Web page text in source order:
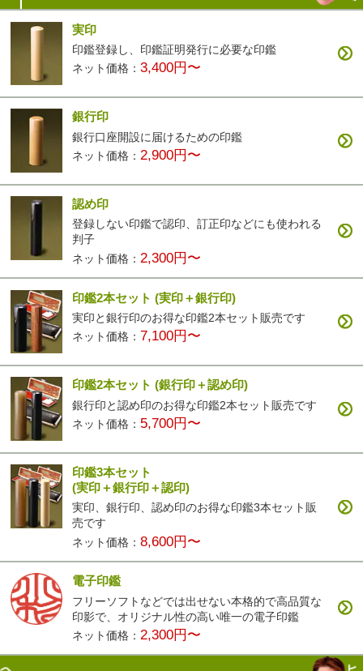
実印
印鑑登録し、印鑑証明発行に必要な印鑑
ネット価格：3,400円〜
銀行印
銀行口座開設に届けるための印鑑
ネット価格： 2,900円〜
認め印
登録しない印鑑で認印、訂正印などにも使われる
判子
ネット価格： 2,300円〜
印鑑2本セット(実印＋銀行印)
実印と銀行印のお得な印鑑2本セット販売です
ネット価格： 7,100円〜
印鑑2本セット(銀行印＋認め印)
銀行印と認め印のお得な印鑑2本セット販売です
ネット価格： 5,700円〜
印鑑3本セット
(実印＋銀行印＋認印)
実印、銀行印、認め印のお得な印鑑3本セット販
売です
ネット価格：8,600円〜
電子印鑑
フリーソフトなどでは出せない本格的で高品質な
印影で、オリジナル性の高い唯一の電子印鑑
ネット価格： 2,300円〜